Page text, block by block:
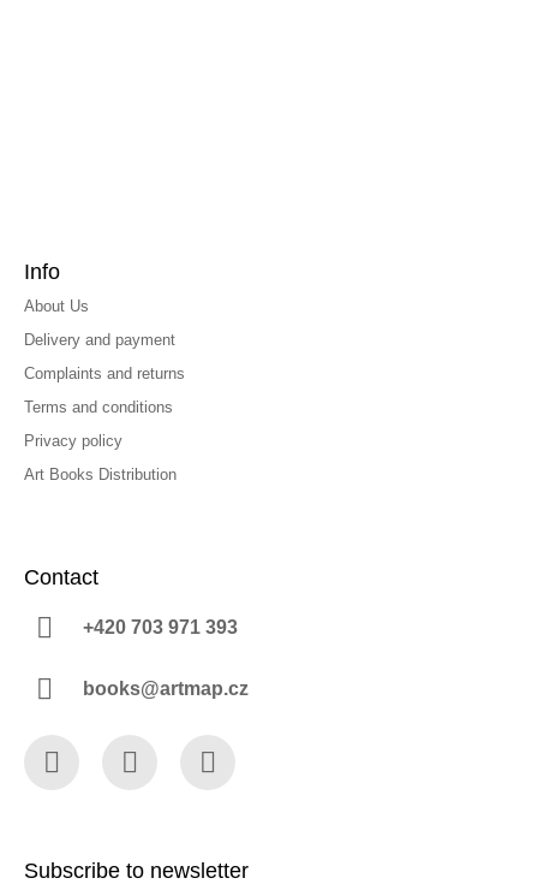
Info
About Us
Delivery and payment
Complaints and returns
Terms and conditions
Privacy policy
Art Books Distribution
Contact
+420 703 971 393
books@artmap.cz
Subscribe to newsletter